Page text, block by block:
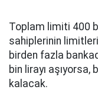
Toplam limiti 400
sahiplerinin
birden fazla
bin lirayı aşıyorsa,
kalacak.